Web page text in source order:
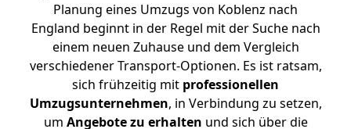
Planung eines Umzugs von Koblenz nach
England beginnt in der Regel mit der Suche nach
einem neuen Zuhause und dem Vergleich
verschiedener Transport-Optionen. Es ist ratsam,
sich frühzeitig mit professionellen
Umzugsunternehmen, in Verbindung zu setzen,
um Angebote zu erhalten und sich über die